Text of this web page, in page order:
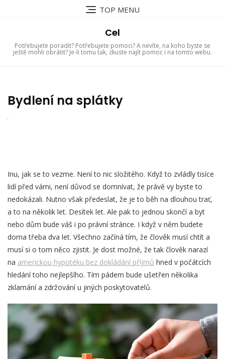
TOP MENU
Cel
Potřebujete poradit? Potřebujete pomoci? A nevíte, na koho byste se
ještě mohli obrátit? Je-li tomu tak, zkuste najít pomoc i na tomto webu.
Bydlení na splátky
Inu, jak se to vezme. Není to nic složitého. Když to zvládly tisíce
lidí před vámi, není důvod se domnívat, že právě vy byste to
nedokázali. Nutno však předeslat, že je to běh na dlouhou trať,
a to na několik let. Desítek let. Ale pak to jednou skončí a byt
nebo dům bude váš i po právní stránce. I když v něm budete
doma třeba dva let. Všechno začíná tím, že člověk musí chtít a
musí si o tom něco zjistit. Je dost možné, že tak člověk narazí
na americkou hypotéku bez dokládání příjmů hned v počátcích
hledání toho nejlepšího. Tím pádem bude ušetřen několika
zklamání a zdržování u jiných poskytovatelů.